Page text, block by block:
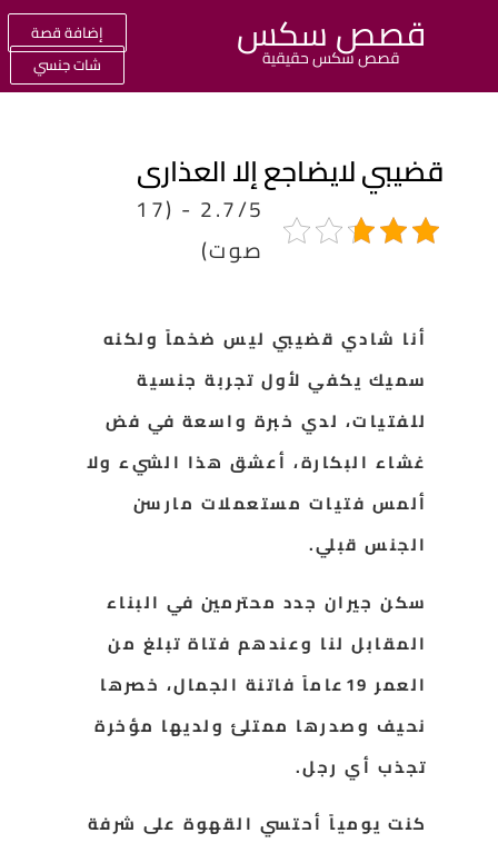
قصص سكس
قصص سكس حقيقية
إضافة قصة
شات جنسي
لايضاجع إلا العذارى
2.7/5 - (17
صوت)
أنا شادي قضيبي ليس ضخماً ولكنه
سميك يكفي لأول تجربة جنسية
للفتيات، لدي خبرة واسعة في فض
غشاء البكارة، أعشق هذا الشيء ولا
ألمس فتيات مستعملاتمارسن
الجنس قبلي.
سكن جيران جدد محترمين في البناء
المقابل لنا وعندهم فتاة تبلغ من
العمر 19عاماً فاتنة الجمال، خصرها
نحيف وصدرها ممتلئ ولديها مؤخرة
تجذب أي رجل.
كنت يومياً أحتسي القهوة على شرفة